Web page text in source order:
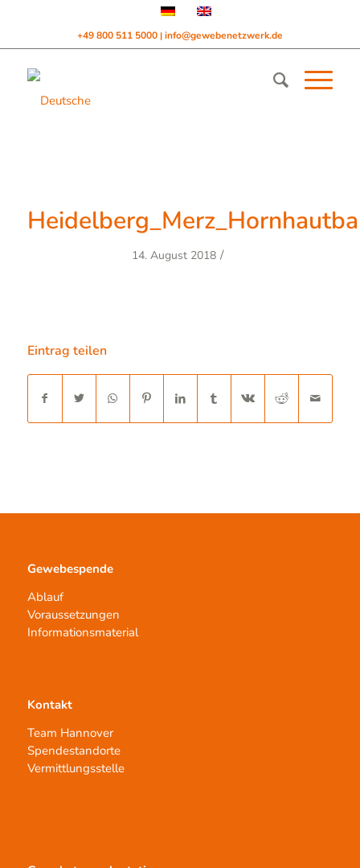
+49 800 511 5000 | info@gewebenetzwerk.de
14. August 2018 /
Eintrag teilen
Gewebespende
Ablauf
Voraussetzungen
Informationsmaterial
Kontakt
Team Hannover
Spendestandorte
Vermittlungsstelle